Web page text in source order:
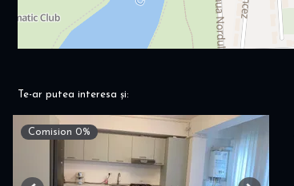
Te-ar putea interesa și:
Comision 0%